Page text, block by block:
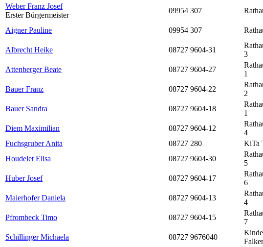
Weber Franz Josef
Erster Bürgermeister
09954 307
Aigner Pauline 09954 307
Albrecht Heike
08727 9604-31
3
Attenberger Beate 08727 9604-27
1
Bauer Franz 08727 9604-22
2
Bauer Sandra 08727 9604-18
1
Diem Maximilian 08727 9604-12
4
Fuchsgruber Anita
08727 280 KiTa
Houdelet Elisa
08727 9604-30
5
Huber Josef 08727 9604-17
6
Maierhofer Daniela 08727 9604-13
4
Pfrombeck Timo 08727 9604-15
7
Schillinger Michaela 08727 9676040